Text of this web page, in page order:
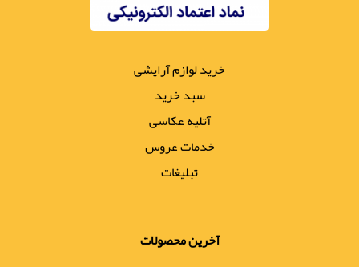
خرید لوازم آرایشی
سبد خرید
آتلیه عکاسی
خدمات عروس
تبلیغات
آخرین محصولات